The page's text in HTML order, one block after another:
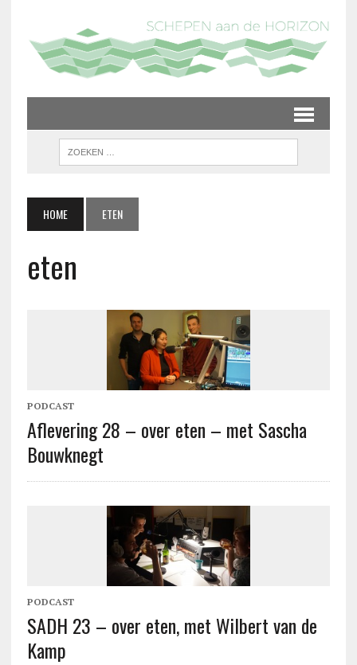
HOME ETEN
eten
PODCAST
Aflevering 28 – over eten – met Sascha
Bouwknegt
PODCAST
SADH 23 – over eten, met Wilbert van de
Kamp